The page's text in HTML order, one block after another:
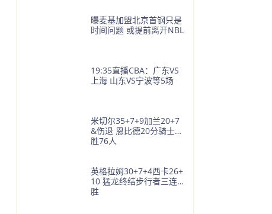
曝麦基加盟北京首钢只是
时间问题 或提前离开NBL
19:35直播CBA：广东VS
上海 山东VS宁波等5场
米切尔35+7+9加兰20+7
&伤退 恩比德20分骑士大
胜76人
英格拉姆30+7+4西卡26+
10 猛龙终结步行者三连
胜